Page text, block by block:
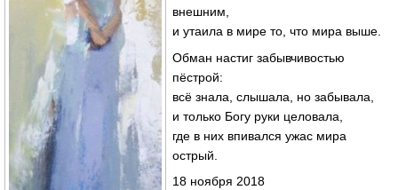
внешним,
и утаила в мире то, что мира выше.
Обман настиг забывчивостью
пёстрой:
всё знала, слышала, но забывала,
и только Богу руки целовала,
где в них впивался ужас мира
острый.
18 ноября 2018